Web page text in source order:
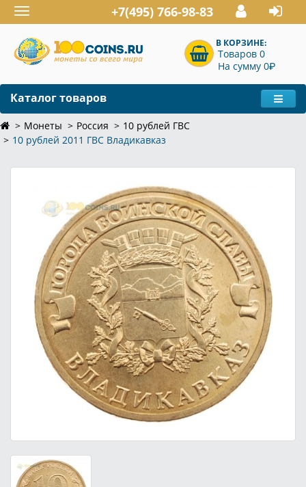
Toggle
navigation
+7(495) 766-98-83
В КОРЗИНЕ:
Товаров 0
На сумму 0P
Каталог товаров
Монеты Россия
10 рублей ГВС
10 рублей 2011 ГВС Владикавказ